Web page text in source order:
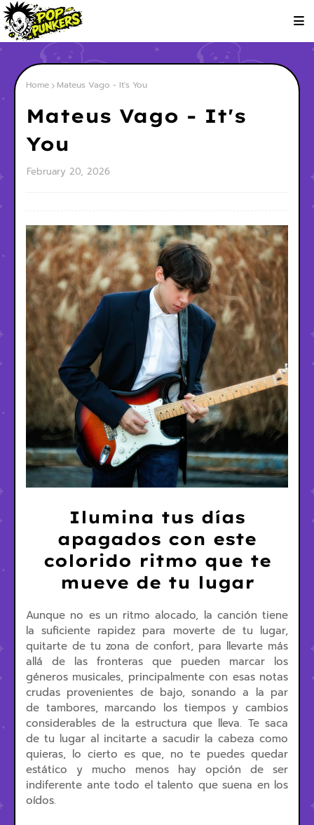
Home Mateus Vago - It's You
Mateus Vago - It's
You
February 20, 2026
Ilumina tus días
apagados con este
colorido ritmo que te
mueve de tu lugar
Aunque no es un ritmo alocado, la canción tiene
la suficiente rapidez para moverte de tu lugar,
quitarte de tu zona de confort, para llevarte más
allá de las fronteras que pueden marcar los
géneros musicales, principalmente con esas notas
crudas provenientes de bajo, sonando a la par
de tambores, marcando los tiempos y cambios
considerables de la estructura que lleva. Te saca
de tu lugar al incitarte a sacudir la cabeza como
quieras, lo cierto es que, no te puedes quedar
estático y mucho menos hay opción de ser
indiferente ante todo el talento que suena en los
oídos.